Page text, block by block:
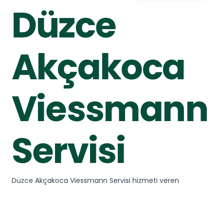
Düzce
Akçakoca
Viessmann
Servisi
Düzce Akçakoca Viessmann Servisi hizmeti veren